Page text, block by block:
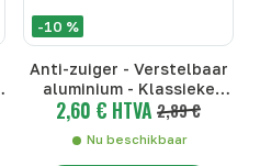
-10 %
Anti-zuiger - Verstelbaar
aluminium - Klassieke
zuignap - Verstelbaar
2,60 € HTVA 2,89 €
Nu beschikbaar